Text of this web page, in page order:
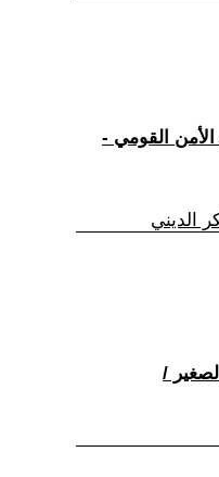
الأمن القومي -
الديني